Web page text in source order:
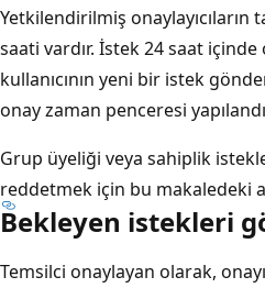
Yetkilendirilmiş
saati vardır. İstek 24 saat
kullanıcının yeni bir istek
onay zaman penceresi
Grup üyeliği veya sahiplik
reddetmek için bu makaledeki
Bekleyen istekleri
Temsilci onaylayan olarak,